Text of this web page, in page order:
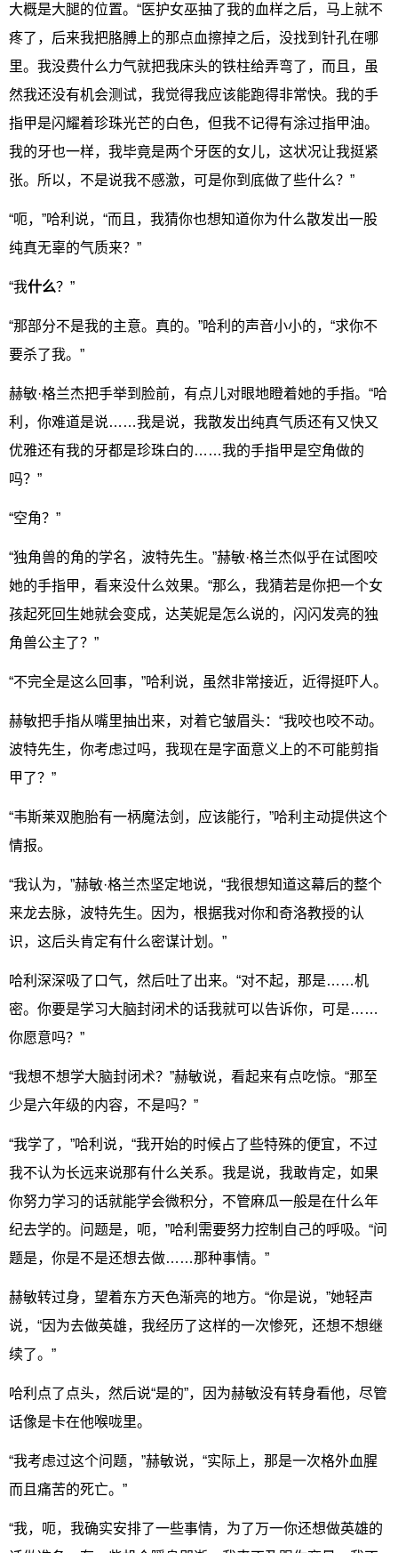
大概是大腿的位置。“医护女巫抽了我的血样之后，马上就不
疼了，后来我把胳膊上的那点血擦掉之后，没找到针孔在哪
里。我没费什么力气就把我床头的铁柱给弄弯了，而且，虽
然我还没有机会测试，我觉得我应该能跑得非常快。我的手
指甲是闪耀着珍珠光芒的白色，但我不记得有涂过指甲油。
我的牙也一样，我毕竟是两个牙医的女儿，这状况让我挺紧
张。所以，不是说我不感激，可是你到底做了些什么？”
“呃，”哈利说，“而且，我猜你也想知道你为什么散发出一股
纯真无辜的气质来？”
“我什么？”
“那部分不是我的主意。真的。”哈利的声音小小的，“求你不
要杀了我。”
赫敏·格兰杰把手举到脸前，有点儿对眼地瞪着她的手指。“哈
利，你难道是说……我是说，我散发出纯真气质还有又快又
优雅还有我的牙都是珍珠白的……我的手指甲是空角做的
吗？”
“空角？”
“独角兽的角的学名，波特先生。”赫敏·格兰杰似乎在试图咬
她的手指甲，看来没什么效果。“那么，我猜若是你把一个女
孩起死回生她就会变成，达芙妮是怎么说的，闪闪发亮的独
角兽公主了？”
“不完全是这么回事，”哈利说，虽然非常接近，近得挺吓人。
赫敏把手指从嘴里抽出来，对着它皱眉头：“我咬也咬不动。
波特先生，你考虑过吗，我现在是字面意义上的不可能剪指
甲了？”
“韦斯莱双胞胎有一柄魔法剑，应该能行，”哈利主动提供这个
情报。
“我认为，”赫敏·格兰杰坚定地说，“我很想知道这幕后的整个
来龙去脉，波特先生。因为，根据我对你和奇洛教授的认
识，这后头肯定有什么密谋计划。”
哈利深深吸了口气，然后吐了出来。“对不起，那是……机
密。你要是学习大脑封闭术的话我就可以告诉你，可是……
你愿意吗？”
“我想不想学大脑封闭术？”赫敏说，看起来有点吃惊。“那至
少是六年级的内容，不是吗？”
“我学了，”哈利说，“我开始的时候占了些特殊的便宜，不过
我不认为长远来说那有什么关系。我是说，我敢肯定，如果
你努力学习的话就能学会微积分，不管麻瓜一般是在什么年
纪去学的。问题是，呃，”哈利需要努力控制自己的呼吸。“问
题是，你是不是还想去做……那种事情。”
赫敏转过身，望着东方天色渐亮的地方。“你是说，”她轻声
说，“因为去做英雄，我经历了这样的一次惨死，还想不想继
续了。”
哈利点了点头，然后说“是的”，因为赫敏没有转身看他，尽管
话像是卡在他喉咙里。
“我考虑过这个问题，”赫敏说，“实际上，那是一次格外血腥
而且痛苦的死亡。”
“我，呃，我确实安排了一些事情，为了万一你还想做英雄的